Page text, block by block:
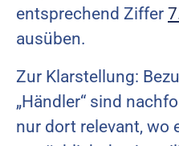
entsprechend Ziffer
ausüben.
Zur Klarstellung:
„Händler“ sind
nur dort relevant, wo